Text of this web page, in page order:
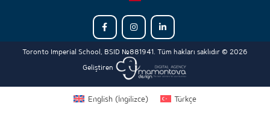
Toronto Imperial School, BSID №881941. Tüm hakları saklıdır © 2026
Geliştiren
English(İngilizce) Türkçe